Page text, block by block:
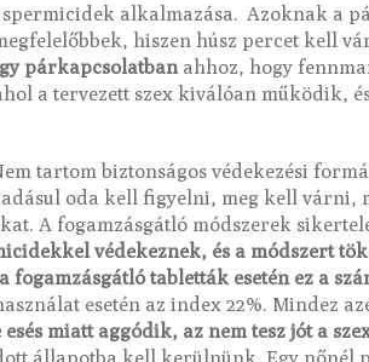
alkalmazása. Azoknak a
hiszen húsz percet kell
párkapcsolatban ahhoz, hogy
a tervezett szex kiválóan működik,
tartom biztonságos védekezési
oda kell figyelni, meg kell várni,
A fogamzásgátló módszerek
védekeznek, és a módszert
a fogamzásgátló tabletták esetén ez a
esetén az index 22%. Mindez
miatt aggódik, az nem tesz jót a
állapotba kell kerülnünk. Egy nőnél